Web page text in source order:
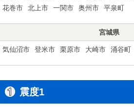
花巻市
北上市 一関市 奥州市 平泉町
宮城県
気仙沼市 登米市 栗原市 大崎市 涌谷町
震度1